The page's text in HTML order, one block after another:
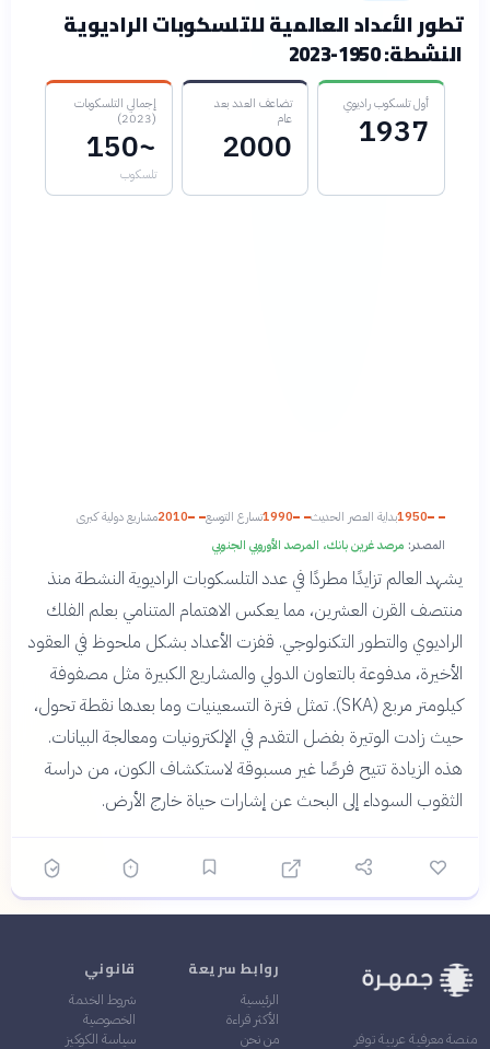
تطور الأعداد العالمية للتلسكوبات الراديوية
النشطة: 1950-2023
أول تلسكوب راديوي
1937
تضاعف العدد بعد
عام
2000
إجمالي التلسكوبات
(2023)
~150
تلسكوب
1950بداية العصر الحديث 1990تسارع التوسع 2010مشاريع دولية كبرى
المصدر: مرصد غرين بانك، المرصد الأوروبي الجنوبي
يشهد العالم تزايدًا مطردًا في عدد التلسكوبات الراديوية النشطة منذ
منتصف القرن العشرين، مما يعكس الاهتمام المتنامي بعلم الفلك
الراديوي والتطور التكنولوجي. قفزت الأعداد بشكل ملحوظ في العقود
الأخيرة، مدفوعة بالتعاون الدولي والمشاريع الكبيرة مثل مصفوفة
كيلومتر مربع (SKA). تمثل فترة التسعينيات وما بعدها نقطة تحول،
حيث زادت الوتيرة بفضل التقدم في الإلكترونيات ومعالجة البيانات.
هذه الزيادة تتيح فرصًا غير مسبوقة لاستكشاف الكون، من دراسة
الثقوب السوداء إلى البحث عن إشارات حياة خارج الأرض.
منصة معرفية عربية توفر
روابط سريعة
الرئيسية
الأكثر قراءة
من نحن
قانوني
شروط الخدمة
الخصوصية
سياسة الكوكيز